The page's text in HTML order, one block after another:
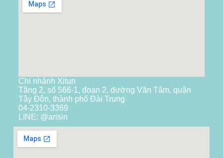
Chi nhánh Xitun
Tầng 2, số 566-1, đoạn 2, đường Văn Tâm, quận
Tây Đôn, thành phố Đài Trung
04-2310-3369
LINE: @arisin